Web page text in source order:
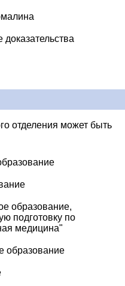
отделения может быть
образование,
подготовку по
медицина"
образование